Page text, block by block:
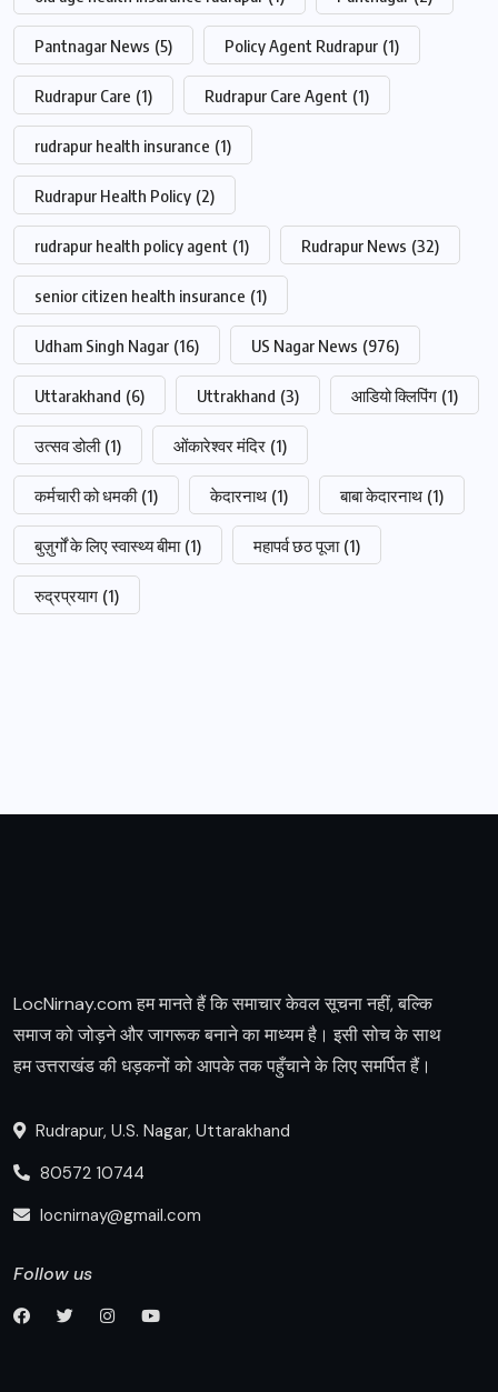
Pantnagar News (5) Policy Agent Rudrapur (1)
Rudrapur Care (1) Rudrapur Care Agent (1)
rudrapur health insurance (1)
Rudrapur Health Policy (2)
rudrapur health policy agent (1) Rudrapur News (32)
senior citizen health insurance (1)
Udham Singh Nagar (16) US Nagar News (976)
Uttarakhand (6) Uttrakhand (3) आडियो क्लिपिंग (1)
उत्सव डोली (1) ओंकारेश्वर मंदिर (1)
कर्मचारी को धमकी (1) केदारनाथ (1) बाबा केदारनाथ (1)
बुज़ुर्गों के लिए स्वास्थ्य बीमा (1) महापर्व छठ पूजा (1)
रुद्रप्रयाग (1)
LocNirnay.com हम मानते हैं कि समाचार केवल सूचना नहीं, बल्कि
समाज को जोड़ने और जागरूक बनाने का माध्यम है। इसी सोच के साथ
हम उत्तराखंड की धड़कनों को आपके तक पहुँचाने के लिए समर्पित हैं।
Rudrapur, U.S. Nagar, Uttarakhand
80572 10744
locnirnay@gmail.com
Follow us